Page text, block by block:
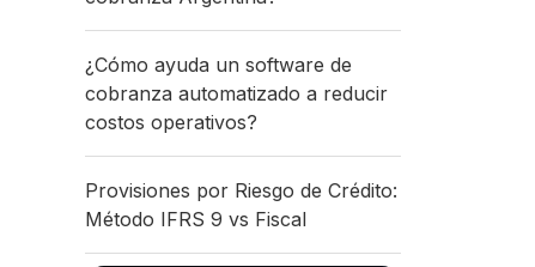
¿Cómo ayuda un software de
cobranza automatizado a reducir
costos operativos?
Provisiones por Riesgo de Crédito:
Método IFRS 9 vs Fiscal